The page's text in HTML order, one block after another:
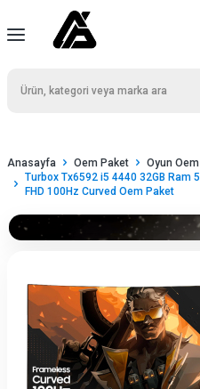
Anasayfa Oem Paket
Oyun
Turbox Tx6592 i5 4440 32GB Ram
FHD 100Hz Curved Oem Paket